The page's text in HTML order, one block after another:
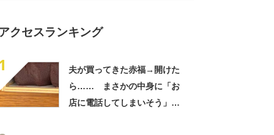
クセスランキング
夫が買ってきた赤福→開けた
ら…… まさかの中身に「お
店に電話してしまいそう」